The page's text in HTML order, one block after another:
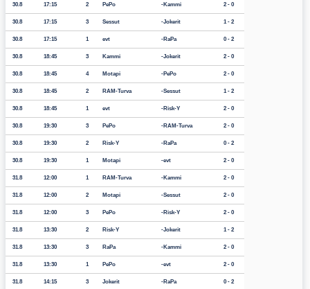
30.8 17:15 2 PePo Kammi 2 - 0
30.8 17:15 3 Sessut Jokerit 1 - 2
30.8 17:15 1 evt RaPa 0 - 2
30.8 18:45 3 Kammi Jokerit 2 - 0
30.8 18:45 4 Motapi PePo 2 - 0
30.8 18:45 2 RAM-Turva Sessut 1 - 2
30.8 18:45 1 evt Risk-Y 2 - 0
30.8 19:30 3 PePo RAM-Turva 2 - 0
30.8 19:30 2 Risk-Y RaPa 0 - 2
30.8 19:30 1 Motapi evt 2 - 0
31.8 12:00 1 RAM-Turva Kammi 2 - 0
31.8 12:00 2 Motapi Sessut 2 - 0
31.8 12:00 3 PePo Risk-Y 2 - 0
31.8 13:30 2 Risk-Y Jokerit 1 - 2
31.8 13:30 3 RaPa Kammi 2 - 0
31.8 13:30 1 PePo evt 2 - 0
31.8 14:15 3 Jokerit RaPa 0 - 2